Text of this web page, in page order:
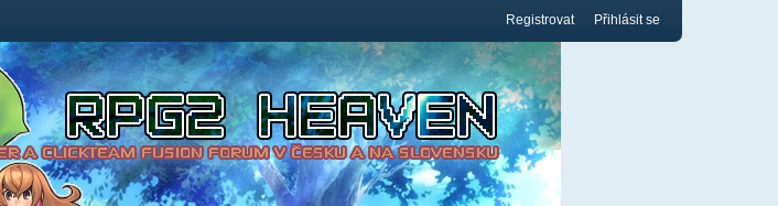
Registrovat Přihlásit se